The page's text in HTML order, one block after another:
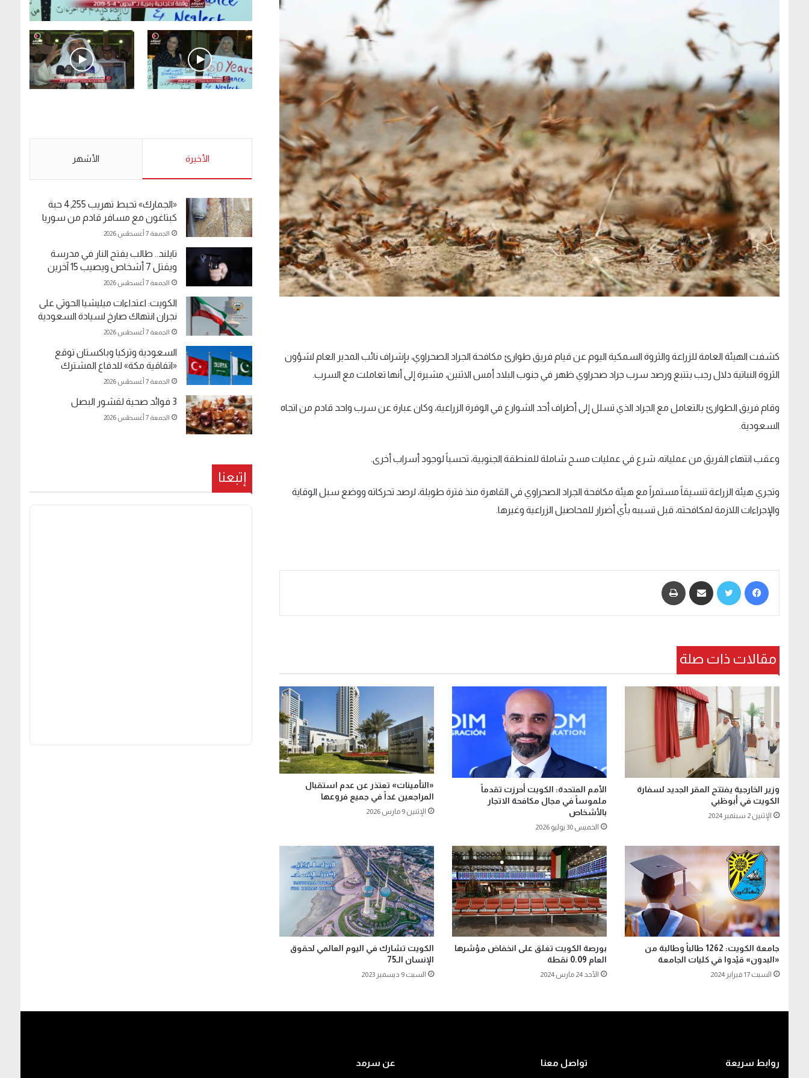
كشفت الهيئة العامة للزراعة والثروة السمكية اليوم عن قيام فريق طوارئ مكافحة الجراد الصحراوي، بإشراف نائب المدير العام لشؤون
الثروة النباتية دلال رجب بتتبع ورصد سرب جراد صحراوي ظهر في جنوب البلاد أمس الاثنين، مشيرة إلى أنها تعاملت مع السرب.
وقام فريق الطوارئ بالتعامل مع الجراد الذي تسلل إلى أطراف أحد الشوارع في الوفرة الزراعية، وكان عبارة عن سرب واحد قادم من اتجاه
السعودية.
وعقب انتهاء الفريق من عملياته، شرع في عمليات مسح شاملة للمنطقة الجنوبية، تحسباً لوجود أسراب أخرى.
وتجري هيئة الزراعة تنسيقاً مستمراً مع هيئة مكافحة الجراد الصحراوي في القاهرة منذ فترة طويلة، لرصد تحركاته ووضع سبل الوقاية
والإجراءات اللازمة لمكافحته، قبل تسببه بأي أضرار للمحاصيل الزراعية وغيرها.
مقالات ذات صلة
وزير الخارجية يفتتح المقر الجديد لسفارة
الكويت في أبوظبي
الإثنين 2 سبتمبر 2024
الأمم المتحدة: الكويت أحرزت تقدماً
ملموساً في مجال مكافحة الاتجار
بالأشخاص
الخميس 30 يوليو 2026
«التأمينات» تعتذر عن عدم استقبال
المراجعين غداً في جميع فروعها
الإثنين 9 مارس 2026
جامعة الكويت: 1262 طالباً وطالبة من
«البدون» قيّدوا في كليات الجامعة
السبت 17 فبراير 2024
بورصة الكويت تغلق على انخفاض مؤشرها
العام 0.09 نقطة
الأحد 24 مارس 2024
الكويت تشارك في اليوم العالمي لحقوق
الإنسان الـ75
السبت 9 ديسمبر 2023
.وقفة احتجاجية رمزية لـ”#البدون” في ساحة الإرادة
الأحد 5 مايو 2019
مخدرات يعني ولا خمر؟!.
الأخيرة الأشهر
«الجمارك» تحبط تهريب 4,255 حبة
كبتاغون مع مسافر قادم من سوريا
الجمعة 7 أغسطس 2026
تايلند.. طالب يفتح النار في مدرسة
ويقتل 7 أشخاص ويصيب 15 آخرين
الجمعة 7 أغسطس 2026
الكويت: اعتداءات ميليشيا الحوثي على
نجران انتهاك صارخ لسيادة السعودية
الجمعة 7 أغسطس 2026
السعودية وتركيا وباكستان توقع
«اتفاقية مكة» للدفاع المشترك
الجمعة 7 أغسطس 2026
3 فوائد صحية لقشور البصل
الجمعة 7 أغسطس 2026
إتبعنا
روابط سريعة تواصل معنا عن سرمد